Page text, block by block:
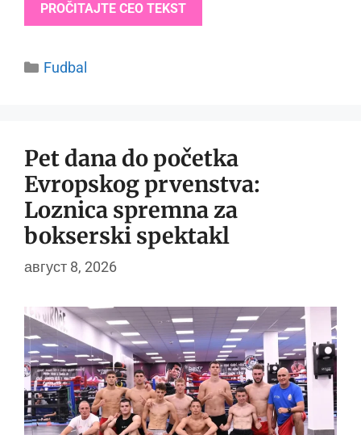
PROČITAJTE CEO TEKST
Categories
Fudbal
Pet dana do početka
Evropskog prvenstva:
Loznica spremna za
bokserski spektakl
август 8, 2026